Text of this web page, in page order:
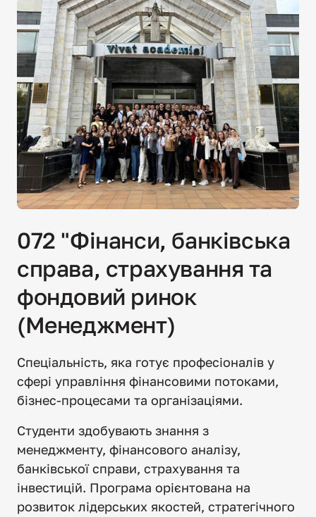
072 "Фінанси, банківська
справа, страхування та
фондовий ринок
(Менеджмент)
Спеціальність, яка готує професіоналів у
сфері управління фінансовими потоками,
бізнес-процесами та організаціями.
Студенти здобувають знання з
менеджменту, фінансового аналізу,
банківської справи, страхування та
інвестицій. Програма орієнтована на
розвиток лідерських якостей, стратегічного